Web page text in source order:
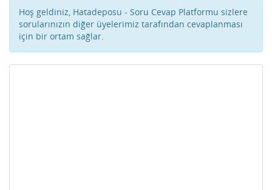
Hoş geldiniz, Hatadeposu - Soru Cevap Platformu sizlere
sorularınızın diğer üyelerimiz tarafından cevaplanması
için bir ortam sağlar.